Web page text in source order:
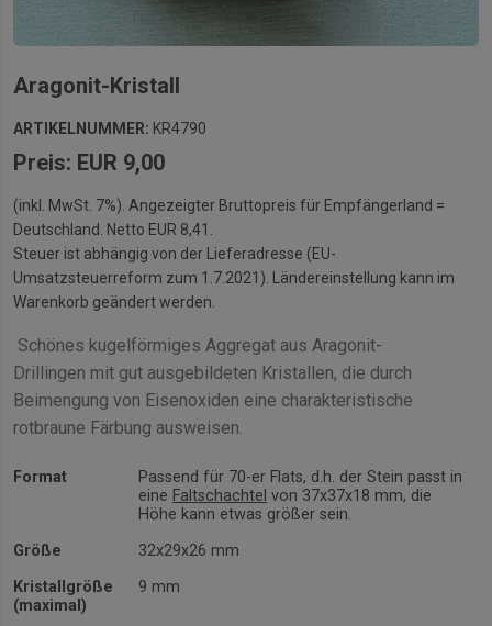
Aragonit-Kristall
ARTIKELNUMMER: KR4790
Preis: EUR 9,00
(inkl. MwSt. 7%). Angezeigter Bruttopreis für Empfängerland =
Deutschland. Netto EUR 8,41.
Steuer ist abhängig von der Lieferadresse (EU-
Umsatzsteuerreform zum 1.7.2021). Ländereinstellung kann im
Warenkorb geändert werden.
Schönes kugelförmiges Aggregat aus Aragonit-
Drillingen mit gut ausgebildeten Kristallen, die durch
Beimengung von Eisenoxiden eine charakteristische
rotbraune Färbung ausweisen.
Format
Passend für 70-er Flats, d.h. der Stein passt in
eine Faltschachtel von 37x37x18 mm, die
Höhe kann etwas größer sein.
Größe
32x29x26 mm
Kristallgröße
(maximal)
9 mm